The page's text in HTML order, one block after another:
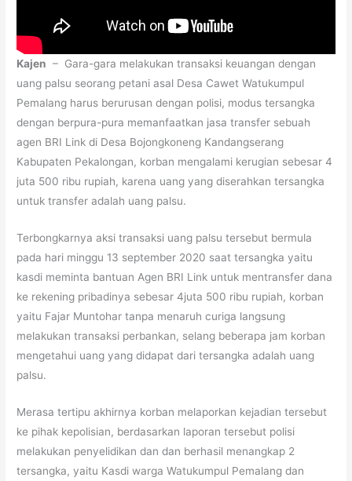
Kajen – Gara-gara melakukan transaksi keuangan dengan
uang palsu seorang petani asal Desa Cawet Watukumpul
Pemalang harus berurusan dengan polisi, modus tersangka
dengan berpura-pura memanfaatkan jasa transfer sebuah
agen BRI Link di Desa Bojongkoneng Kandangserang
Kabupaten Pekalongan, korban mengalami kerugian sebesar 4
juta 500 ribu rupiah, karena uang yang diserahkan tersangka
untuk transfer adalah uang palsu.
Terbongkarnya aksi transaksi uang palsu tersebut bermula
pada hari minggu 13 september 2020 saat tersangka yaitu
kasdi meminta bantuan Agen BRI Link untuk mentransfer dana
ke rekening pribadinya sebesar 4juta 500 ribu rupiah, korban
yaitu Fajar Muntohar tanpa menaruh curiga langsung
melakukan transaksi perbankan, selang beberapa jam korban
mengetahui uang yang didapat dari tersangka adalah uang
palsu.
Merasa tertipu akhirnya korban melaporkan kejadian tersebut
ke pihak kepolisian, berdasarkan laporan tersebut polisi
melakukan penyelidikan dan dan berhasil menangkap 2
tersangka, yaitu Kasdi warga Watukumpul Pemalang dan